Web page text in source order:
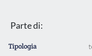
Parte di:
Tipologia